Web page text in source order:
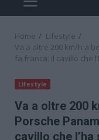
PRIMARY
MENU
Home
Lifestyle
Va a oltre 200 km/h a
fa franca: il cavillo che
Lifestyle
Va a oltre 200
Porsche
cavillo che l’ha